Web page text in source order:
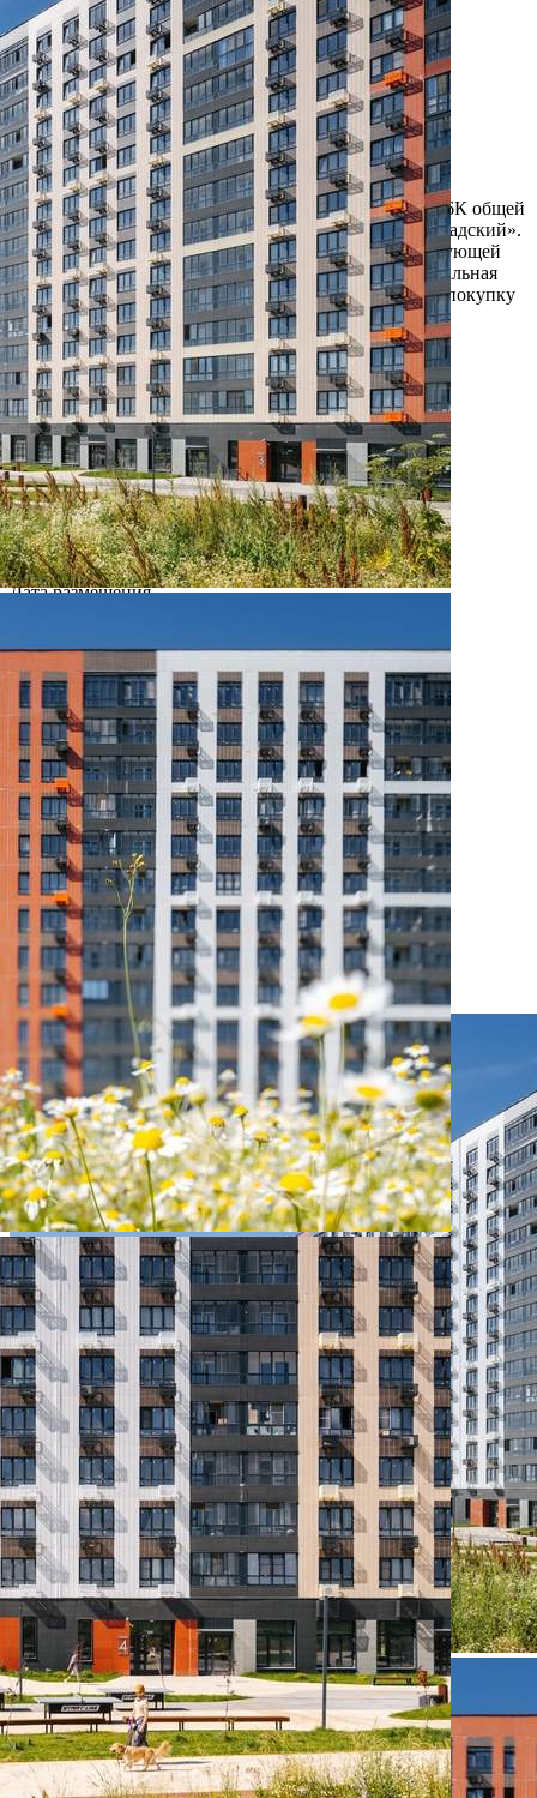
108526 - Г. МОСКВА,
ЛЕНИНГРАДСКОЕ
ШОССЕ, Д.228БСТР1
Москва / Московская обл
Получить контакты Посмотреть на карте
Прямая продажа от застройщика! Кладовая номер 266К общей
площадью 2.5 кв. м на -1-м этаже в ЖК «1-й Ленинградский».
Дополнительная скидка 2% на покупку 2-й и последующей
недвижимости: для клиентов предоставляется специальная
скидка до 2%. Скидку на вторую или последующую покупку
можно получить при приобретен...
563 (+3)
Навигация
Характеристики
О помещении
Где находится
Контакты
Другие объявления
Характеристики помещения
№ объявления
108526
Дата размещения
Москва
Адрес
Ленинградское шоссе, д.228Бстр1
Расположено
Этаж
-1
Предлагается
Продажа
Желаемый / подходящий вид деятельности
Не указано
Назначение
Не указано
Размер площади (м2)
2.5
Цена за помещение
290 000 руб.
О помещении